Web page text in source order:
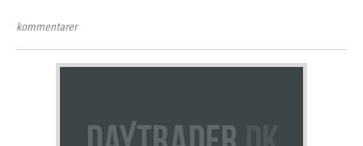
kommentarer